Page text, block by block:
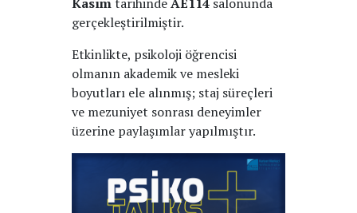
gerçekleştirilmiştir.
Etkinlikte, psikoloji öğrencisi
olmanın akademik ve mesleki
boyutları ele alınmış; staj süreçleri
ve mezuniyet sonrası deneyimler
üzerine paylaşımlar yapılmıştır.